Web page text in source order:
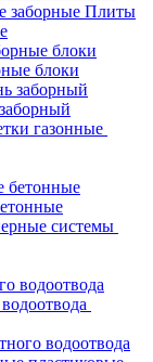
Плиты
блоки
газонные
системы
водоотвода